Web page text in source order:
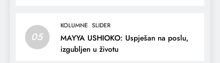
05
KOLUMNE SLIDER
MAYYA USHIOKO: Uspješan na poslu,
izgubljen u životu